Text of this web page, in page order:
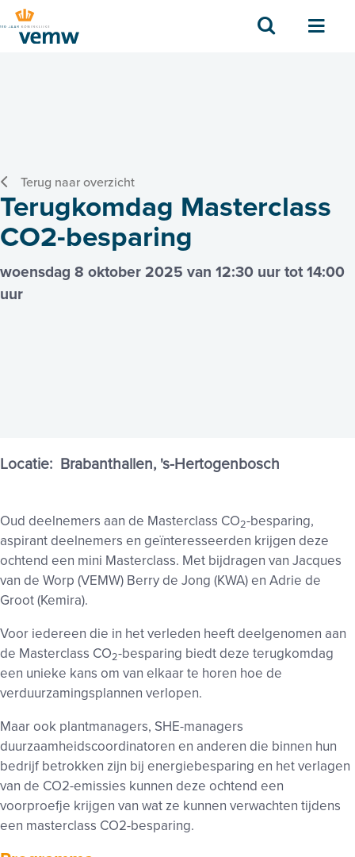
Zoek
Terugkomdag Masterclass
CO2-besparing
woensdag 8 oktober 2025 van 12:30 uur tot 14:00
uur
Terug naar overzicht
Locatie: Brabanthallen, 's-Hertogenbosch
Oud deelnemers aan de Masterclass CO2-besparing,
aspirant deelnemers en geïnteresseerden krijgen deze
ochtend een mini Masterclass. Met bijdragen van Jacques
van de Worp (VEMW) Berry de Jong (KWA) en Adrie de
Groot (Kemira).
Voor iedereen die in het verleden heeft deelgenomen aan
de Masterclass CO2-besparing biedt deze terugkomdag
een unieke kans om van elkaar te horen hoe de
verduurzamingsplannen verlopen.
Maar ook plantmanagers, SHE-managers
duurzaamheidscoordinatoren en anderen die binnen hun
bedrijf betrokken zijn bij energiebesparing en het verlagen
van de CO2-emissies kunnen deze ochtend een
voorproefje krijgen van wat ze kunnen verwachten tijdens
een masterclass CO2-besparing.